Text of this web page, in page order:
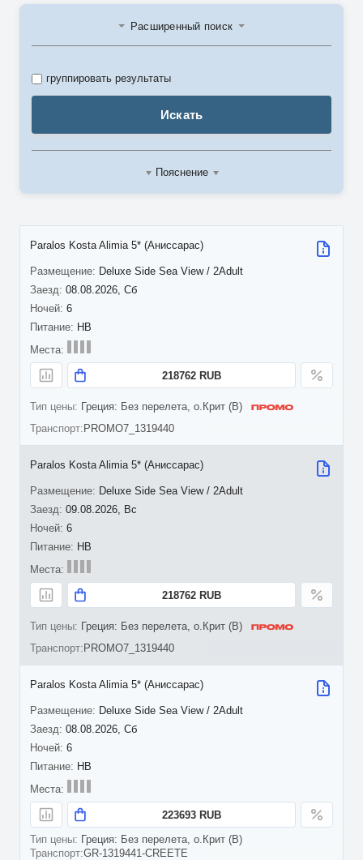
Расширенный поиск
Искать
группировать результаты
Пояснение
08.08.2026, Сб
6
Paralos Kosta Alimia 5* (Аниссарас)
Deluxe Side Sea View / 2Adult
HB
218762 RUB
Греция: Без перелета, о.Крит (B)
PROMO7_1319440
09.08.2026, Вс
6
Paralos Kosta Alimia 5* (Аниссарас)
Deluxe Side Sea View / 2Adult
HB
218762 RUB
Греция: Без перелета, о.Крит (B)
PROMO7_1319440
08.08.2026, Сб
6
Paralos Kosta Alimia 5* (Аниссарас)
Deluxe Side Sea View / 2Adult
HB
223693 RUB
Греция: Без перелета, о.Крит (B)
GR-1319441-CREETE